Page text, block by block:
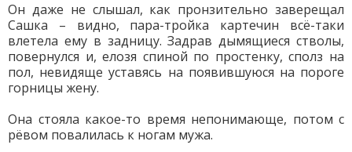
Он даже не слышал, как пронзительно заверещал
Сашка – видно, пара-тройка картечин всё-таки
влетела ему в задницу. Задрав дымящиеся стволы,
повернулся и, елозя спиной по простенку, сполз на
пол, невидяще уставясь на появившуюся на пороге
горницы жену.
Она стояла какое-то время непонимающе, потом с
рёвом повалилась к ногам мужа.